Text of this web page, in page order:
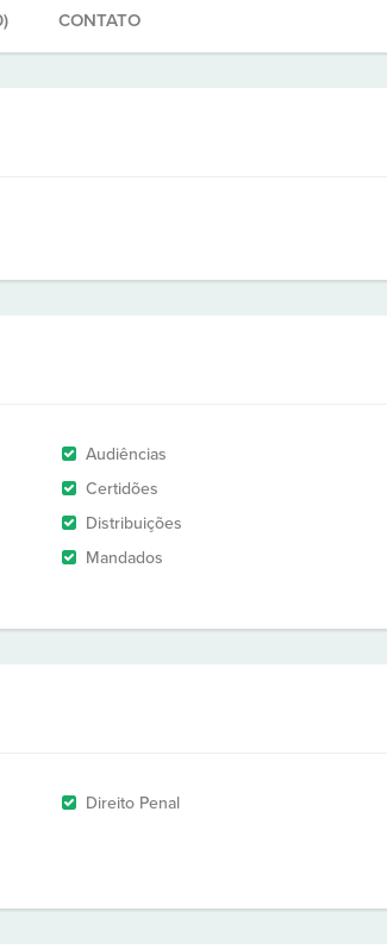
CONTATO
Audiências
Certidões
Distribuições
Mandados
Direito Penal